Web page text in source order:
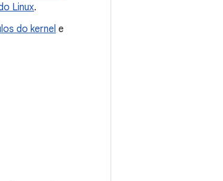
Linux.
do kernel e